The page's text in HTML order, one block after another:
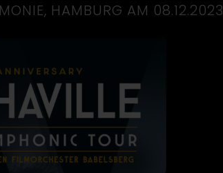
HAMBURG AM 08.12.2023